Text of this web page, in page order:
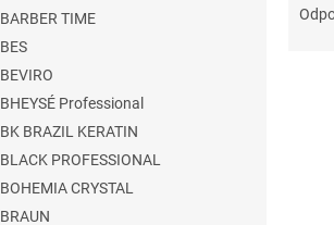
BARBER TIME
BES
BEVIRO
BHEYSÉ Professional
BK BRAZIL KERATIN
BLACK PROFESSIONAL
BOHEMIA CRYSTAL
BRAUN